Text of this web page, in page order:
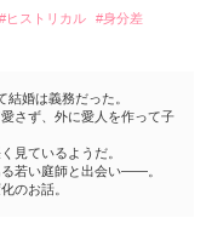
#ヒストリカル
#身分差
婚は義務だった。
さず、外に愛人を作って子
見ているようだ。
若い庭師と出会い――。
のお話。